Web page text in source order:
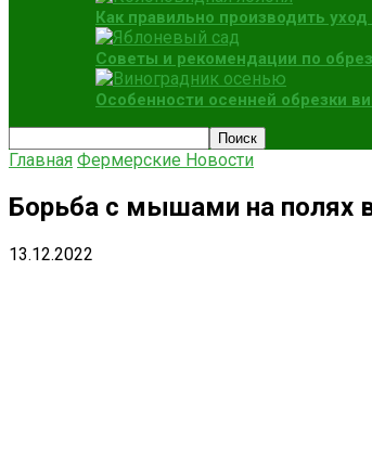
Как правильно производить
Советы и рекомендации по
Особенности осенней обрезки
Главная Фермерские Новости
Борьба с мышами на полях
13.12.2022